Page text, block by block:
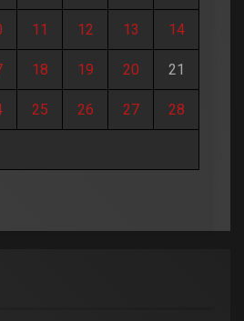
11 12 13 14
18 19 20 21
25 26 27 28